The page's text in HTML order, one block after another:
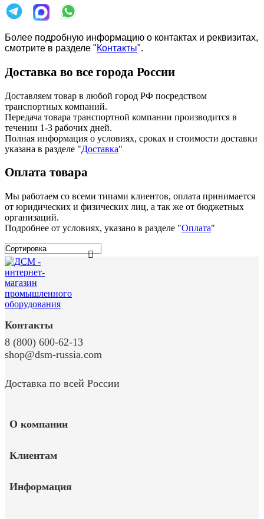
Более подробную информацию о контактах и реквизитах,
смотрите в разделе "Контакты".
Доставка во все города России
Доставляем товар в любой город РФ посредством
транспортных компаний.
Передача товара транспортной компании производится в
течении 1-3 рабочих дней.
Полная информация о условиях, сроках и стоимости доставки
указана в разделе "Доставка"
Оплата товара
Мы работаем со всеми типами клиентов, оплата принимается
от юридических и физических лиц, а так же от бюджетных
организаций.
Подробнее от условиях, указано в разделе "Оплата"
О компании
Клиентам
Информация
Контакты
8 (800) 600-62-13
shop@dsm-russia.com
Доставка по всей России